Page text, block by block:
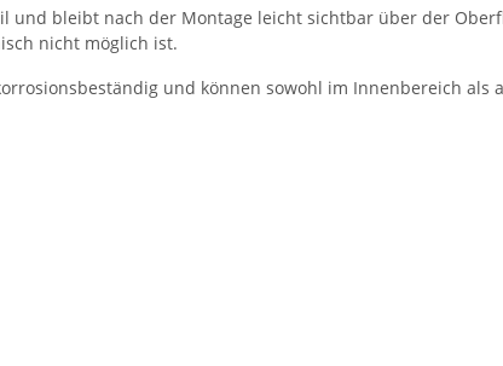
bleibt nach der Montage leicht sichtbar über der
nicht möglich ist.
und können sowohl im Innenbereich als